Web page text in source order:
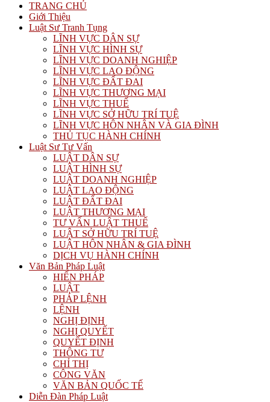
TRANG CHỦ
Giới Thiệu
Luật Sư Tranh Tụng
LĨNH VỰC DÂN SỰ
LĨNH VỰC HÌNH SỰ
LĨNH VỰC DOANH NGHIỆP
LĨNH VỰC LAO ĐỘNG
LĨNH VỰC ĐẤT ĐAI
LĨNH VỰC THƯƠNG MẠI
LĨNH VỰC THUẾ
LĨNH VỰC SỞ HỮU TRÍ TUỆ
LĨNH VỰC HÔN NHÂN VÀ GIA ĐÌNH
THỦ TỤC HÀNH CHÍNH
Luật Sư Tư Vấn
LUẬT DÂN SỰ
LUẬT HÌNH SỰ
LUẬT DOANH NGHIỆP
LUẬT LAO ĐỘNG
LUẬT ĐẤT ĐAI
LUẬT THƯƠNG MẠI
TƯ VẤN LUẬT THUẾ
LUẬT SỞ HỮU TRÍ TUỆ
LUẬT HÔN NHÂN & GIA ĐÌNH
DỊCH VỤ HÀNH CHÍNH
Văn Bản Pháp Luật
HIẾN PHÁP
LUẬT
PHÁP LỆNH
LỆNH
NGHỊ ĐỊNH
NGHỊ QUYẾT
QUYẾT ĐỊNH
THÔNG TƯ
CHỈ THỊ
CÔNG VĂN
VĂN BẢN QUỐC TẾ
Diễn Đàn Pháp Luật